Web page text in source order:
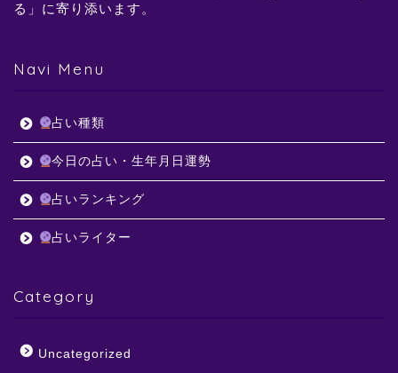
る」に寄り添います。
Navi Menu
占い種類
今日の占い・生年月日運勢
占いランキング
占いライター
Category
Uncategorized